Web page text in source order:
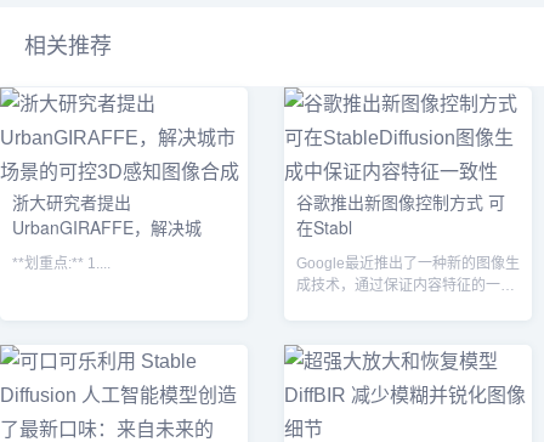
相关推荐
浙大研究者提出
UrbanGIRAFFE，解决城
**划重点:** 1....
谷歌推出新图像控制方式 可
在Stabl
Google最近推出了一种新的图像生
成技术，通过保证内容特征的一致